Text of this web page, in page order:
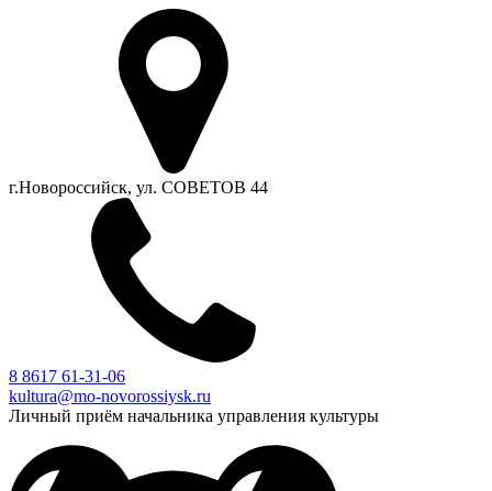
г.Новороссийск, ул. СОВЕТОВ 44
8 8617 61-31-06
kultura@mo-novorossiysk.ru
Личный приём начальника управления культуры